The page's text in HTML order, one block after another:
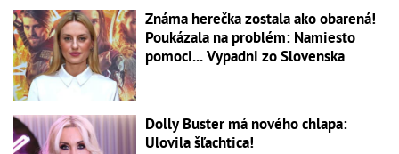
Známa herečka zostala ako obarená!
Poukázala na problém: Namiesto
pomoci... Vypadni zo Slovenska
Dolly Buster má nového chlapa:
Ulovila šľachtica!